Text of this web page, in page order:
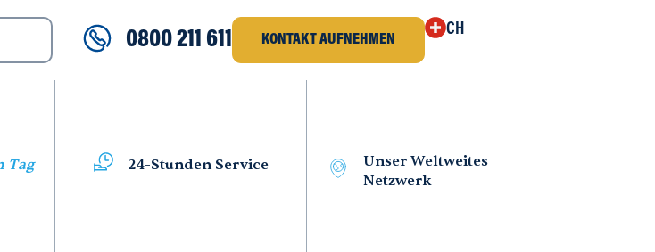
0800 211 611 KONTAKT AUFNEHMEN
CH
Tag 24-Stunden Service
Unser Weltweites
Netzwerk